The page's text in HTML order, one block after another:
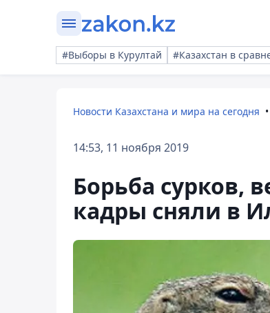
#Выборы в Курултай #Казахстан в
Новости Казахстана и мира на сегодня
14:53, 11 ноября 2019
Борьба сурков,
кадры сняли в